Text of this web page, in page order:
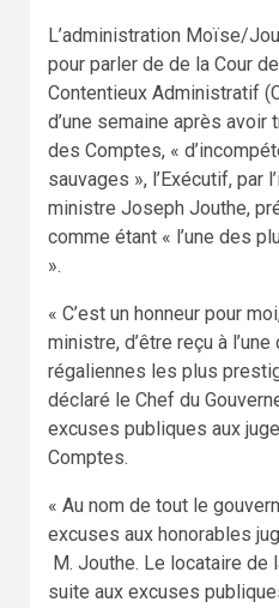
L’administration Moïse/
pour parler de de la Cour
Contentieux Administratif
d’une semaine après
des Comptes, «
sauvages », l’Exécutif, par
ministre Joseph Jouthe,
comme étant « l’une des
».
« C’est un honneur pour
ministre, d’être reçu à
régaliennes les plus
déclaré le Chef du
excuses publiques aux
Comptes.
« Au nom de tout le
excuses aux honorables
M. Jouthe. Le locataire de
suite aux excuses